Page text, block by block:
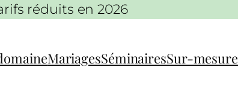
réduits en 2026
MariagesSéminairesSur-mesure